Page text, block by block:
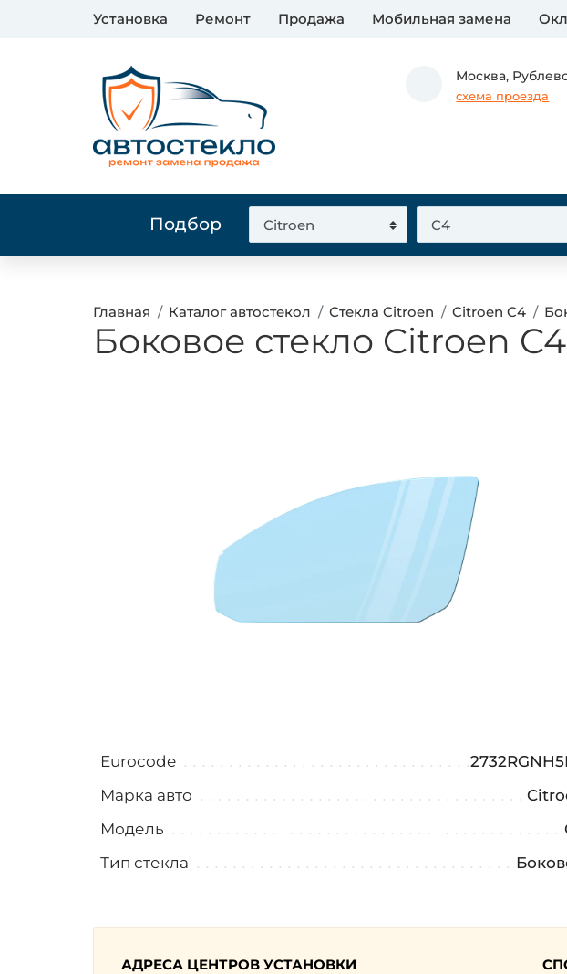
Установка Ремонт Продажа Мобильная замена
Москва,
схема проезда
Подбор
Главная Каталог автостекол Стекла Citroen Citroen C4
Боковое стекло Citroen
Eurocode
Марка авто
Модель
Тип стекла
АДРЕСА ЦЕНТРОВ УСТАНОВКИ